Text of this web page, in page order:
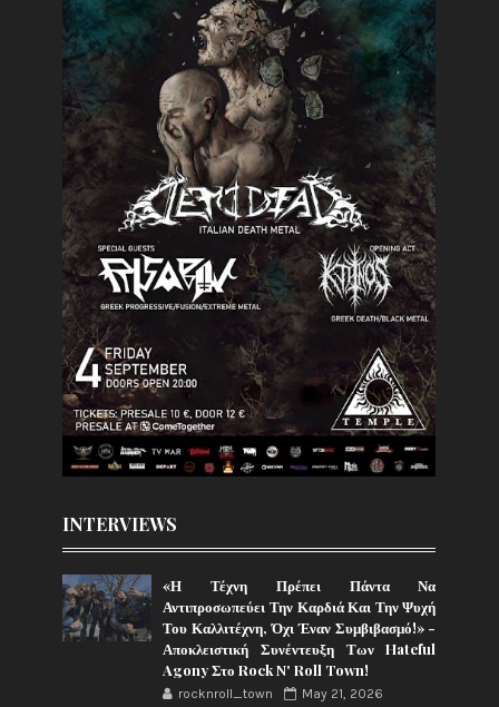
INTERVIEWS
«Η Τέχνη Πρέπει Πάντα Να
Αντιπροσωπεύει Την Καρδιά Και Την Ψυχή
Του Καλλιτέχνη, Όχι Έναν Συμβιβασμό!» -
Αποκλειστική Συνέντευξη Των Hateful
Agony Στο Rock N' Roll Town!
rocknroll_town May 21, 2026